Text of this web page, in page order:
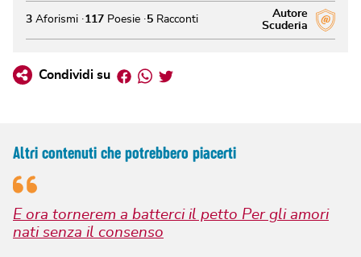
Autore
Scuderia
3 Aforismi 117 Poesie 5 Racconti
Condividi su Facebook
Whatsapp
Twitter
Altri contenuti che potrebbero piacerti
E ora tornerem a batterci il petto Per gli amori
nati senza il consenso